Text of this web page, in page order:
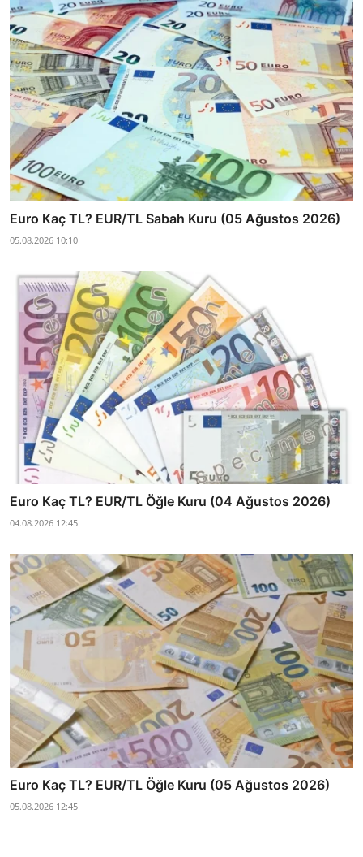
Euro Kaç TL? EUR/TL Sabah Kuru (05 Ağustos 2026)
05.08.2026 10:10
Euro Kaç TL? EUR/TL Öğle Kuru (04 Ağustos 2026)
04.08.2026 12:45
Euro Kaç TL? EUR/TL Öğle Kuru (05 Ağustos 2026)
05.08.2026 12:45